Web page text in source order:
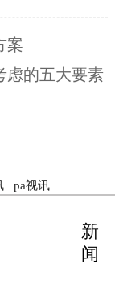
案
虑的五大要素
pa视讯
新
闻